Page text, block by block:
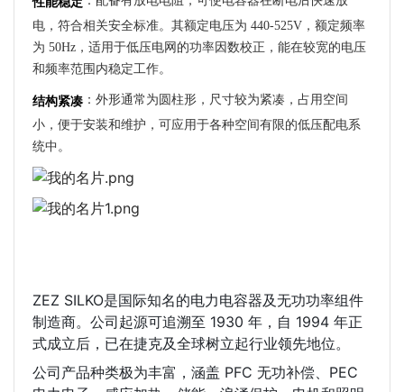
电，符合相关安全标准。其额定电压为 440-525V，额定频率
为 50Hz，适用于低压电网的功率因数校正，能在较宽的电压
和频率范围内稳定工作。
结构紧凑 ：外形通常为圆柱形，尺寸较为紧凑，占用空间
小，便于安装和维护，可应用于各种空间有限的低压配电系
统中。
ZEZ SILKO是国际知名的电力电容器及无功功率组件
制造商。公司起源可追溯至 1930 年，自 1994 年正
式成立后，已在捷克及全球树立起行业领先地位。
公司产品种类极为丰富，涵盖 PFC 无功补偿、PEC